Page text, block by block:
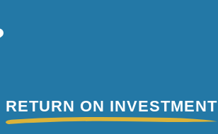
RETURN ON INVESTMENT